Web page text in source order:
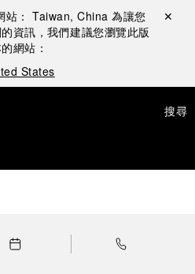
： Taiwan, China 為讓您
資訊，我們建議您瀏覽此版
網站：
States
關閉 ✕
搜尋